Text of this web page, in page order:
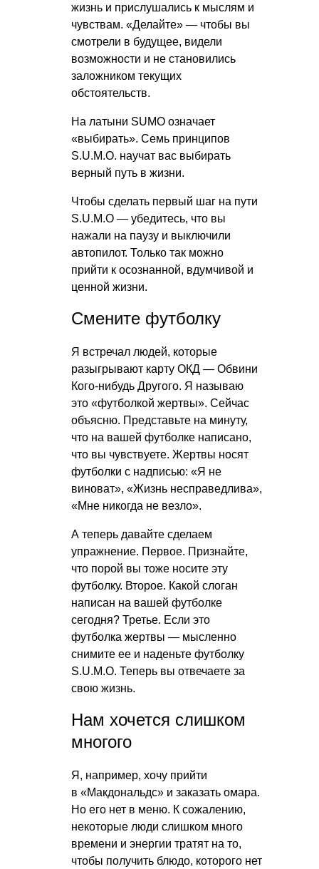
жизнь и прислушались к мыслям и
чувствам. «Делайте» — чтобы вы
смотрели в будущее, видели
возможности и не становились
заложником текущих
обстоятельств.
На латыни SUMO означает
«выбирать». Семь принципов
S.U.M.O. научат вас выбирать
верный путь в жизни.
Чтобы сделать первый шаг на пути
S.U.M.O — убедитесь, что вы
нажали на паузу и выключили
автопилот. Только так можно
прийти к осознанной, вдумчивой и
ценной жизни.
Смените футболку
Я встречал людей, которые
разыгрывают карту ОКД — Обвини
Кого-нибудь Другого. Я называю
это «футболкой жертвы». Сейчас
объясню. Представьте на минуту,
что на вашей футболке написано,
что вы чувствуете. Жертвы носят
футболки с надписью: «Я не
виноват», «Жизнь несправедлива»,
«Мне никогда не везло».
А теперь давайте сделаем
упражнение. Первое. Признайте,
что порой вы тоже носите эту
футболку. Второе. Какой слоган
написан на вашей футболке
сегодня? Третье. Если это
футболка жертвы — мысленно
снимите ее и наденьте футболку
S.U.M.O. Теперь вы отвечаете за
свою жизнь.
Нам хочется слишком
многого
Я, например, хочу прийти
в «Макдональдс» и заказать омара.
Но его нет в меню. К сожалению,
некоторые люди слишком много
времени и энергии тратят на то,
чтобы получить блюдо, которого нет